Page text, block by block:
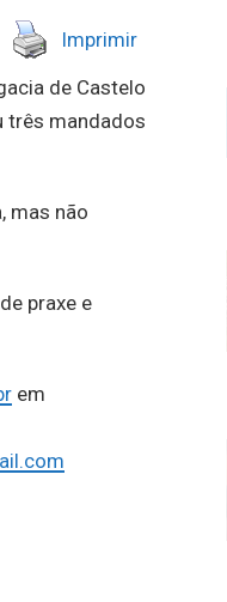
Imprimir
de Castelo
três mandados
mas não
praxe e
em